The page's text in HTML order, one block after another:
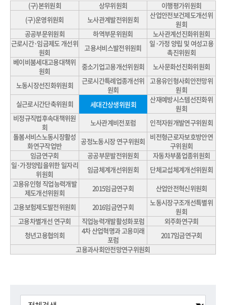
(구)본위원회 상무위원회
이행평가위원회
(구)운영위원회
노사관계발전위원회
산업안전보건제도개선위
원회
공공부문위원회
하역부문위원회
노사관계선진화위원회
근로시간·임금제도 개선위
원회
고용서비스발전위원회
일·가정 양립 및 여성고용
촉진위원회
베이비붐세대고용대책위
원회
중소기업고용개선위원회
노사문화선진화위원회
노동시장선진화위원회
근로시간특례업종개선위
원회
고용유인형사회안전망위
원회
실근로시간단축위원회
세대간상생위원회
산재예방시스템선진화위
원회
비정규직법후속대책위원
회
노사관계비전포럼
인적자원개발연구위원회
돌봄서비스노동시장활성
화연구작업반
공정노동시장 연구위원회 비전형근로자보호방안연
구위원회
임금연구회
공공부문발전위원회
자동차부품업종위원회
일·가정양립을위한 일자리
위원회
임금체계개선위원회
단체교섭체계개선위원회
고용유인형 직업능력개발
제도개선위원회
2015임금연구회
산업안전혁신위원회
고용보험제도발전위원회
2016임금연구회
노동시장구조개선특별위
원회
고용차별개선 연구회
직업능력개발활성화포럼
외주화연구회
청년고용협의회
4차 산업혁명과 고용미래
포럼
2017임금연구회
고용과사회안전망연구위원회